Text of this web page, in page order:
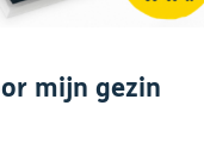
mijn gezin